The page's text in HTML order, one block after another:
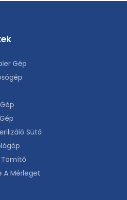
Gép
Sütő
Tömítő
A Mérleget